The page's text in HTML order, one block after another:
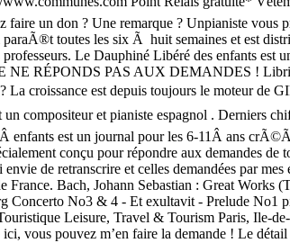
un don ? Une remarque ? Unpianiste vous
paraÃ®t toutes les six Ã huit semaines et est
Le Dauphiné Libéré des enfants est
NE RÉPONDS PAS AUX DEMANDES !
croissance est depuis toujours le moteur de
un compositeur et pianiste espagnol . Derniers
est un journal pour les 6-11Â ans
conçu pour répondre aux demandes
de retranscrire et celles demandées par
France. Bach, Johann Sebastian : Great
No3 & 4 - Et exultavit - Prelude No1
Leisure, Travel & Tourism Paris, Ile-
vous pouvez m’en faire la demande ! Le